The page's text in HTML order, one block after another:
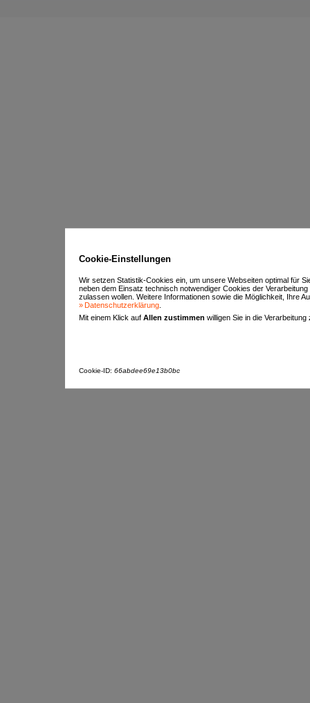
Cookie-Einstellungen
Wir setzen Statistik-Cookies ein, um unsere Webseiten optimal für
neben dem Einsatz technisch notwendiger Cookies der
zulassen wollen. Weitere Informationen sowie die Möglichkeit, Ihre
Datenschutzerklärung
Mit einem Klick auf Allen zustimmen willigen Sie in die
Cookie-ID: 66abdee69e13b0bc